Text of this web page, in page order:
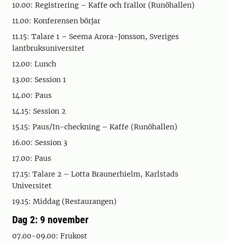
10.00: Registrering – Kaffe och frallor (Runöhallen)
11.00: Konferensen börjar
11.15: Talare 1 – Seema Arora-Jonsson, Sveriges
lantbruksuniversitet
12.00: Lunch
13.00: Session 1
14.00: Paus
14.15: Session 2
15.15: Paus/In-checkning – Kaffe (Runöhallen)
16.00: Session 3
17.00: Paus
17.15: Talare 2 – Lotta Braunerhielm, Karlstads
Universitet
19.15: Middag (Restaurangen)
Dag 2: 9 november
07.00-09.00: Frukost